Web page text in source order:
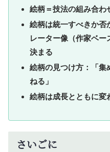
絵柄＝技法の組み合わ
絵柄は統一すべきか否
レーター像（作家ベー
決まる
絵柄の見つけ方：「
ねる」
絵柄は成長とともに変
さいごに